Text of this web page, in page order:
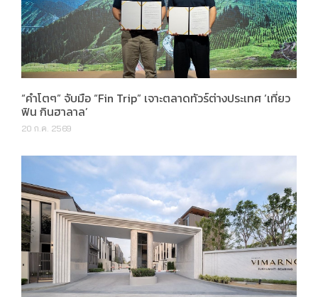
“คำโตๆ” จับมือ “Fin Trip” เจาะตลาดทัวร์ต่างประเทศ ‘เที่ยว
ฟิน กินฮาลาล’
20 ก.ค. 2569